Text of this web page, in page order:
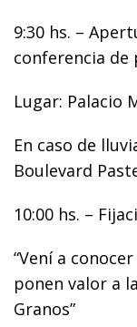
9:30 hs. –
conferencia de
Lugar: Palacio
En caso de
Boulevard
10:00 hs. –
“Vení a
ponen valor a
Granos”